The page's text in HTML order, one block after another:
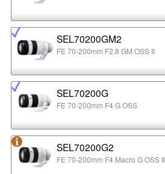
SEL70200GM2
FE 70-200mm F2.8 GM OSS II
SEL70200G
FE 70-200mm F4 G OSS
SEL70200G2
FE 70-200mm F4 Macro G OSS Ⅱ